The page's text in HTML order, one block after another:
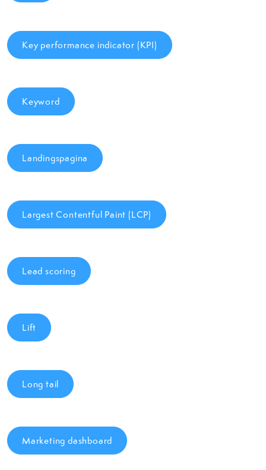
Key performance indicator (KPI)
Keyword
Landingspagina
Largest Contentful Paint (LCP)
Lead scoring
Lift
Long tail
Marketing dashboard